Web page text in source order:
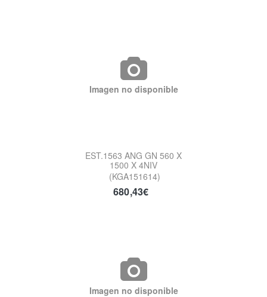
Imagen no disponible
EST.1563 ANG GN 560 X
1500 X 4NIV
(KGA151614)
680,43€
Imagen no disponible